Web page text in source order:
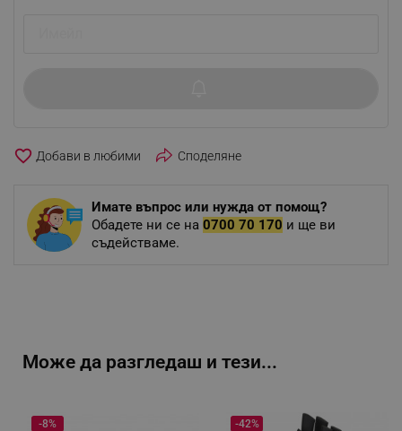
favorite_border Споделяне
Имате въпрос или нужда от помощ?
Обадете ни се на 0700 70 170 и ще ви
съдействаме.
Може да разгледаш и тези...
-8% -42%